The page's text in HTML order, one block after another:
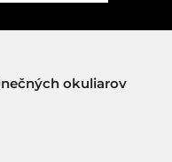
okuliarov